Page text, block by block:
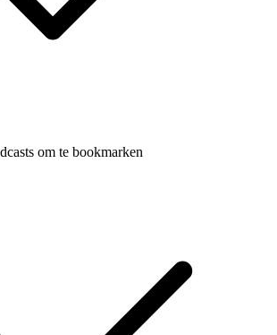
om te bookmarken